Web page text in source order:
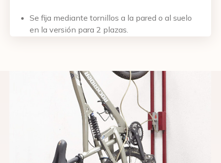
Se fija mediante tornillos a la pared o al suelo
en la versión para 2 plazas.
Localidad
Datos facturación (indicar dirección completa y
Cuéntanos tu proyecto